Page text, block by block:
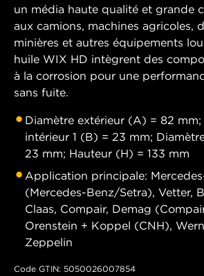
un média haute qualité et grande
aux camions, machines agricoles,
minières et autres équipements
huile WIX HD intègrent des
à la corrosion pour une
sans fuite.
Diamètre extérieur (A) = 82
intérieur 1 (B) = 23 mm;
23 mm; Hauteur (H) = 133 mm
Application principale:
(Mercedes-Benz/Setra), Vetter,
Claas, Compair, Demag
Orenstein + Koppel (CNH),
Zeppelin
Code GTIN: 5050026007854